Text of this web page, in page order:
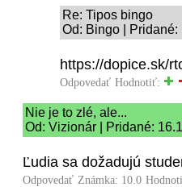
Re: Tipos bingo
Od: Bingo |
https://dopice.sk/
Odpovedať Hodnotiť:
Nie je to zlé, ale...
Od: Vizionár | Pridané:
Ľudia sa dožadujú
Odpovedať Známka: 10.0